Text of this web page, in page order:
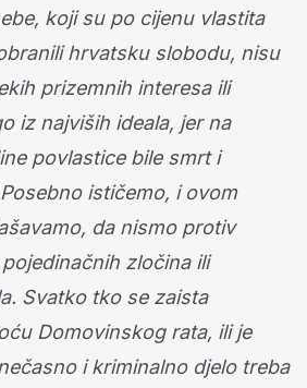
koji su po cijenu vlastita
hrvatsku slobodu, nisu
prizemnih interesa ili
iz najviših ideala, jer na
povlastice bile smrt i
ističemo, i ovom
da nismo protiv
zločina ili
Svatko tko se zaista
Domovinskog rata, ili je
i kriminalno djelo treba